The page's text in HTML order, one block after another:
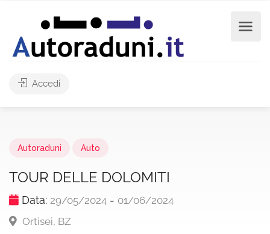
Accedi
Autoraduni Auto
TOUR DELLE DOLOMITI
Data: 29/05/2024 - 01/06/2024
Ortisei, BZ